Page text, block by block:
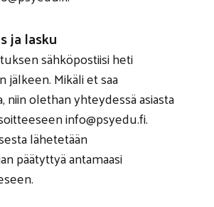
ja lasku
sähköpostiisi heti
Mikäli et saa
niin olethan yhteydessä asiasta
info@psyedu.fi.
lähetetään
päätyttyä antamaasi